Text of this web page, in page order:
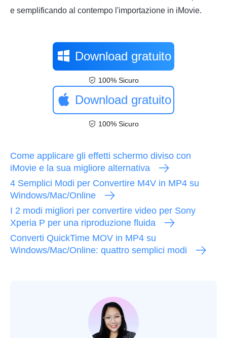
e semplificando al contempo l'importazione in iMovie.
Download gratuito
100% Sicuro
Download gratuito
100% Sicuro
Come applicare gli effetti schermo diviso con
iMovie e la sua migliore alternativa
4 Semplici Modi per Convertire M4V in MP4 su
Windows/Mac/Online
I 2 modi migliori per convertire video per Sony
Xperia P per una riproduzione fluida
Converti QuickTime MOV in MP4 su
Windows/Mac/Online: quattro semplici modi